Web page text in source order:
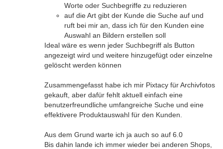
Worte oder Suchbegriffe zu reduzieren
auf die Art gibt der Kunde die Suche auf und
ruft bei mir an, dass ich für den Kunden eine
Auswahl an Bildern erstellen soll
Ideal wäre es wenn jeder Suchbegriff als Button
angezeigt wird und weitere hinzugefügt oder einzelne
gelöscht werden können
Zusammengefasst habe ich mir Pixtacy für Archivfotos
gekauft, aber dafür fehlt aktuell einfach eine
benutzerfreundliche umfangreiche Suche und eine
effektivere Produktauswahl für den Kunden.
Aus dem Grund warte ich ja auch so auf 6.0
Bis dahin lande ich immer wieder bei anderen Shops,